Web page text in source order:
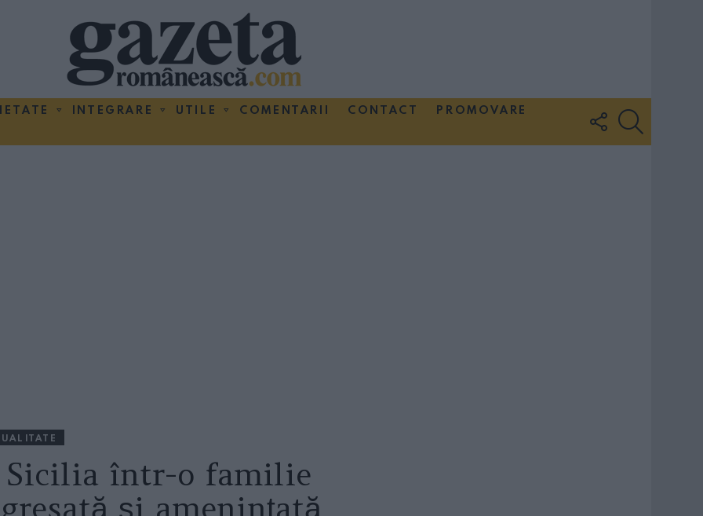
INTEGRARE UTILE COMENTARII CONTACT
PROMOVARE
FOLLOW
US
Sicilia într-o familie
și amenințată